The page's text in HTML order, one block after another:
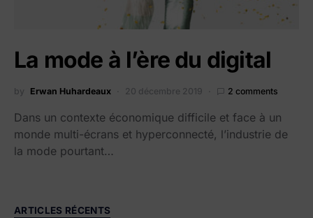
La mode à l’ère du digital
by Erwan Huhardeaux 20 décembre 2019 2 comments
Dans un contexte économique difficile et face à un
monde multi-écrans et hyperconnecté, l’industrie de
la mode pourtant…
ARTICLES RÉCENTS